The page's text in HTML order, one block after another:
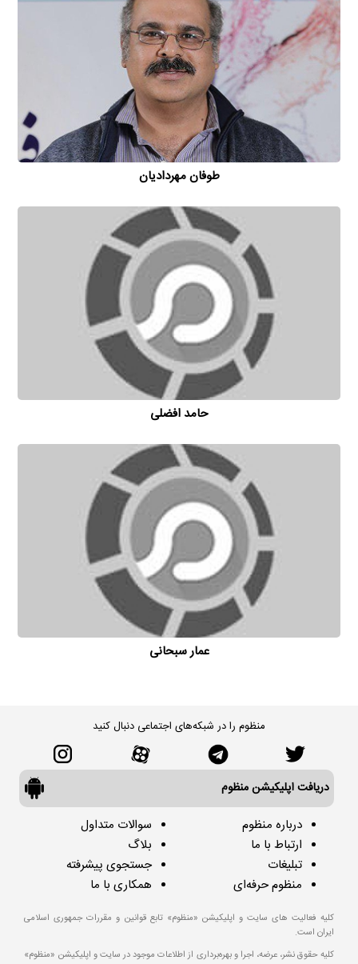
طوفان مهردادیان
حامد افضلی
عمار سبحانی
منظوم را در شبکه‌های اجتماعی دنبال کنید
دریافت اپلیکیشن منظوم
درباره منظوم
ارتباط با ما
تبلیغات
منظوم حرفه‌ای
سوالات متداول
بلاگ
جستجوی پیشرفته
همکاری با ما
کلیه فعالیت های سایت و اپلیکیشن «منظوم» تابع قوانین و مقررات جمهوری اسلامی
ایران است.
کلیه حقوق نشر، عرضه، اجرا و بهره‌برداری از اطلاعات موجود در سایت و اپلیکیشن «منظوم»